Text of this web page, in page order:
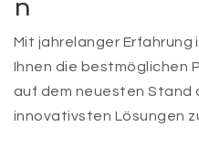
n
Mit jahrelanger Erfahrung
Ihnen die bestmöglichen
auf dem neuesten Stand
innovativsten Lösungen